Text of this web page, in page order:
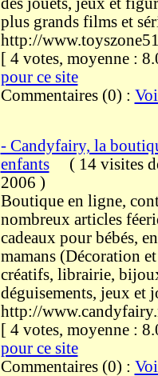
plus grands films et
http://
[ 4 votes, moyenne
pour ce site
Commentaires (0) :
- Candyfairy, la
enfants(14 visites
2006 )
Boutique en ligne,
nombreux articles
cadeaux pour bébés,
mamans (Décoration
créatifs, librairie,
déguisements, jeux et
http://
[ 4 votes, moyenne
pour ce site
Commentaires (0) :